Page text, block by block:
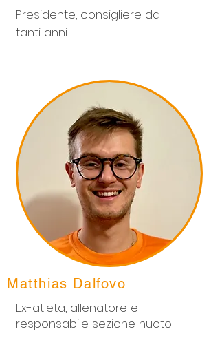
Presidente, consigliere da
tanti anni
Matthias Dalfovo
Ex-atleta, allenatore e
responsabile sezione nuoto